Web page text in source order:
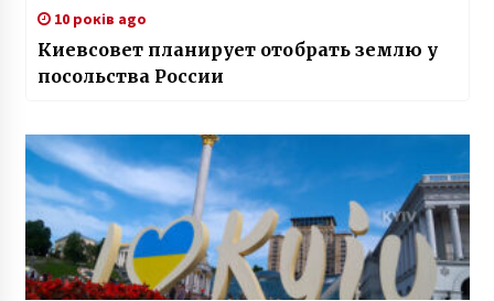
10 років ago
Киевсовет планирует отобрать землю у
посольства России